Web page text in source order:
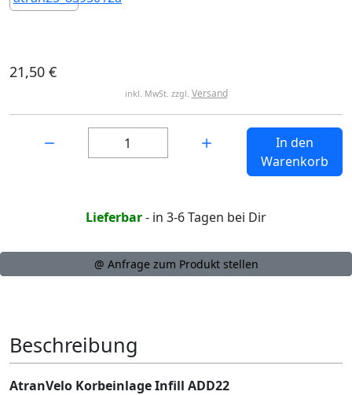
21,50 €
inkl. MwSt. zzgl. Versand
In den
Warenkorb
Lieferbar- in 3-6 Tagen bei Dir
@ Anfrage zum Produkt stellen
Beschreibung
AtranVelo Korbeinlage Infill ADD22